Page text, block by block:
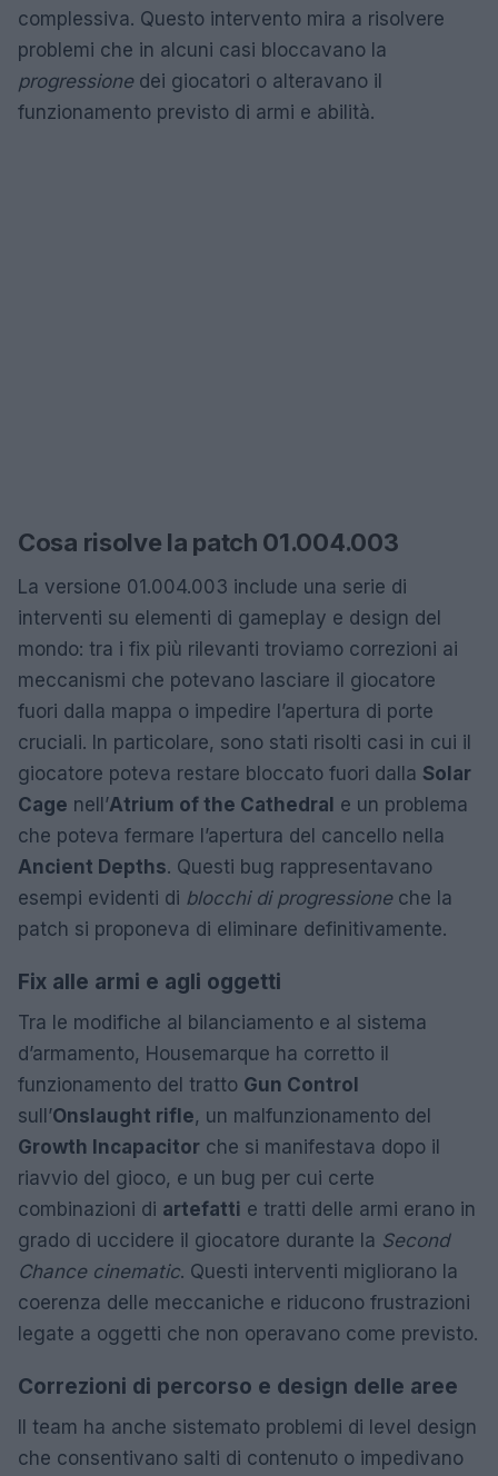
complessiva. Questo intervento mira a risolvere
problemi che in alcuni casi bloccavano la
progressionedei giocatori o alteravano il
funzionamento previsto di armi e abilità.
Cosa risolve la patch 01.004.003
La versione 01.004.003 include una serie di
interventi su elementi di gameplay e design del
mondo: tra i fix più rilevanti troviamo correzioni ai
meccanismi che potevano lasciare il giocatore
fuori dalla mappa o impedire l’apertura di porte
cruciali. In particolare, sono stati risolti casi in cui il
giocatore poteva restare bloccato fuori dalla Solar
Cage nell’Atrium of the Cathedral e un problema
che poteva fermare l’apertura del cancello nella
Ancient Depths. Questi bug rappresentavano
esempi evidenti di blocchi di progressioneche la
patch si proponeva di eliminare definitivamente.
Fix alle armi e agli oggetti
Tra le modifiche al bilanciamento e al sistema
d’armamento, Housemarque ha corretto il
funzionamento del tratto Gun Control
sull’Onslaught rifle, un malfunzionamento del
Growth Incapacitor che si manifestava dopo il
riavvio del gioco, e un bug per cui certe
combinazioni di artefatti e tratti delle armi erano in
grado di uccidere il giocatore durante la Second
Chance cinematic. Questi interventi migliorano la
coerenza delle meccaniche e riducono frustrazioni
legate a oggetti che non operavano come previsto.
Correzioni di percorso e design delle aree
Il team ha anche sistemato problemi di level design
che consentivano salti di contenuto o impedivano